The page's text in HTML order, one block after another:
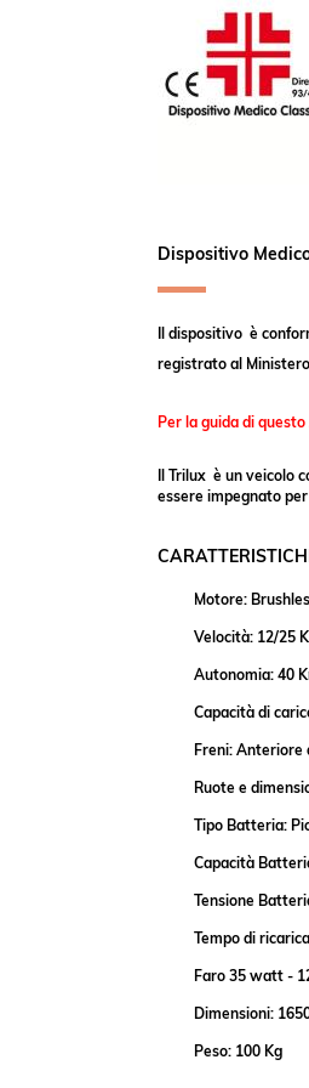
Dispositivo
Il dispositivo è
registrato al
Per la guida di
Il Trilux è un
essere impegnato
Motore:
Velocità: 12/25
Autonomia: 40
Capacità di
Freni:
Ruote e
Tipo Batteria:
Capacità
Tensione
Tempo di
Faro 35 watt -
Dimensioni:
Peso: 100 Kg